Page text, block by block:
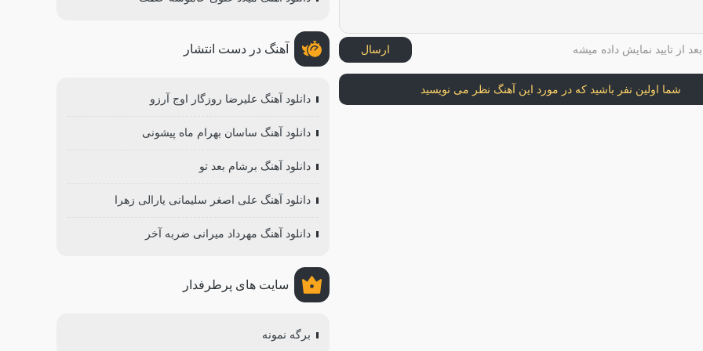
از تایید نمایش داده میشه ارسال
شما اولین نفر باشید که در مورد این آهنگ نظر می نویسید
آهنگ در دست انتشار
دانلود آهنگ علیرضا روزگار اوج آرزو
دانلود آهنگ ساسان بهرام ماه پیشونی
دانلود آهنگ برشام بعد تو
دانلود آهنگ علی اصغر سلیمانی یارالی زهرا
دانلود آهنگ مهرداد میرانی ضربه آخر
سایت های پرطرفدار
برگه نمونه